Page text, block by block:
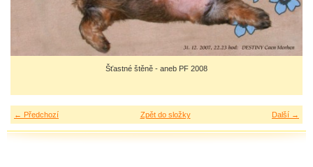
Šťastné štěně - aneb PF 2008
← Předchozí Další →
Zpět do složky